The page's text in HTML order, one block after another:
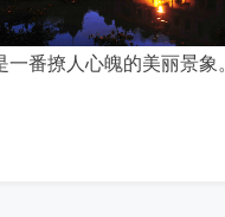
番撩人心魄的美丽景象。